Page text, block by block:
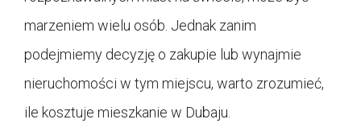
marzeniem wielu osób. Jednak zanim
podejmiemy decyzję o zakupie lub wynajmie
nieruchomości w tym miejscu, warto zrozumieć,
ile kosztuje mieszkanie w Dubaju.